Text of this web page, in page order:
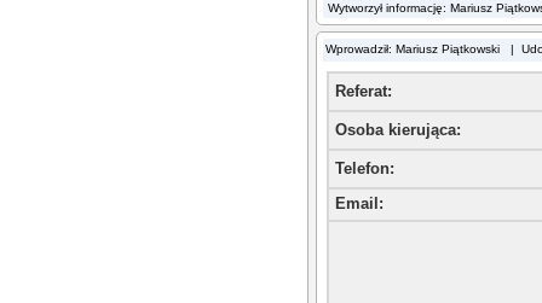
Wytworzył informację: Mariusz
Wprowadził: Mariusz Piątkowski |
Referat:
Osoba kierująca:
Telefon:
Email :